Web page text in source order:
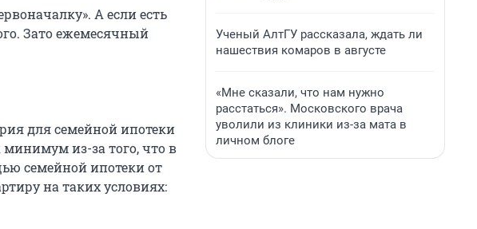
А если есть
Зато ежемесячный
для семейной ипотеки
минимум из-за того, что в
семейной ипотеки от
на таких условиях:
Ученый АлтГУ рассказала, ждать ли
нашествия комаров в августе
«Мне сказали, что нам нужно
расстаться». Московского врача
уволили из клиники из-за мата в
личном блоге